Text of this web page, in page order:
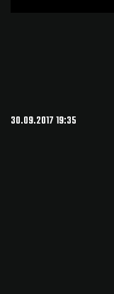
30.09.2017 19:35